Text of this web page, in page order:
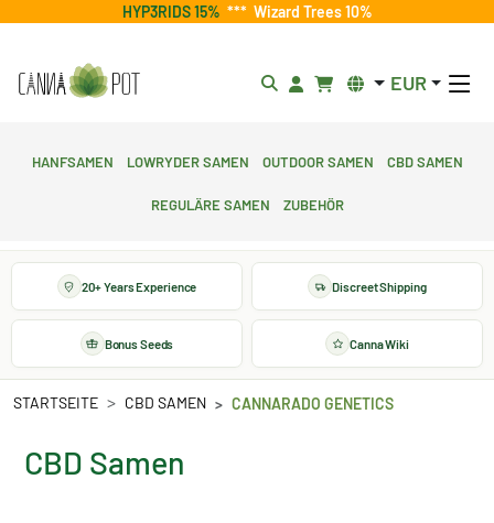
HYP3RIDS 15% *** Wizard Trees 10%
EUR
Hanfsamen Lowryder Samen Outdoor Samen CBD Samen
Reguläre Samen Zubehör
20+ Years Experience Discreet Shipping
Bonus Seeds Canna Wiki
STARTSEITE CBD SAMEN CANNARADO GENETICS
CBD Samen